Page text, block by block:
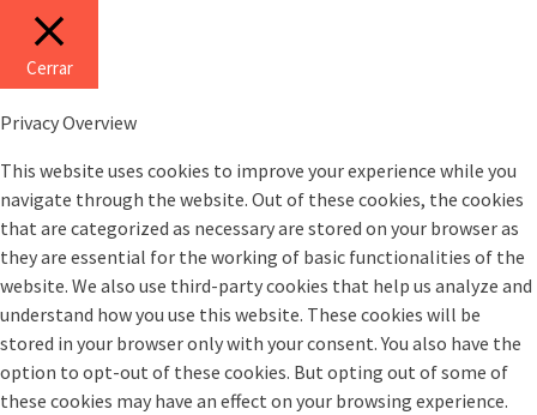
Cerrar
Privacy Overview
This website uses cookies to improve your experience while you
navigate through the website. Out of these cookies, the cookies
that are categorized as necessary are stored on your browser as
they are essential for the working of basic functionalities of the
website. We also use third-party cookies that help us analyze and
understand how you use this website. These cookies will be
stored in your browser only with your consent. You also have the
option to opt-out of these cookies. But opting out of some of
these cookies may have an effect on your browsing experience.